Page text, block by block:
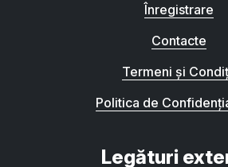
Înregistrare
Contacte
Termeni și
Politica de
Legături